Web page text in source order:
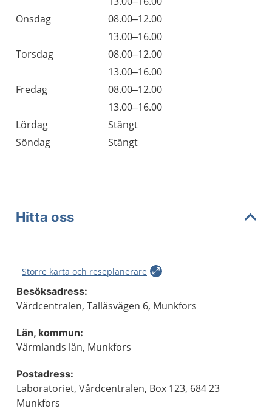
Onsdag
08.00–12.00
13.00–16.00
Torsdag
08.00–12.00
13.00–16.00
Fredag
08.00–12.00
13.00–16.00
Lördag
Stängt
Söndag
Stängt
Hitta oss
Större karta och reseplanerare
Besöksadress:
Vårdcentralen, Tallåsvägen 6, Munkfors
Län, kommun:
Värmlands län, Munkfors
Postadress:
Laboratoriet, Vårdcentralen, Box 123, 684 23
Munkfors